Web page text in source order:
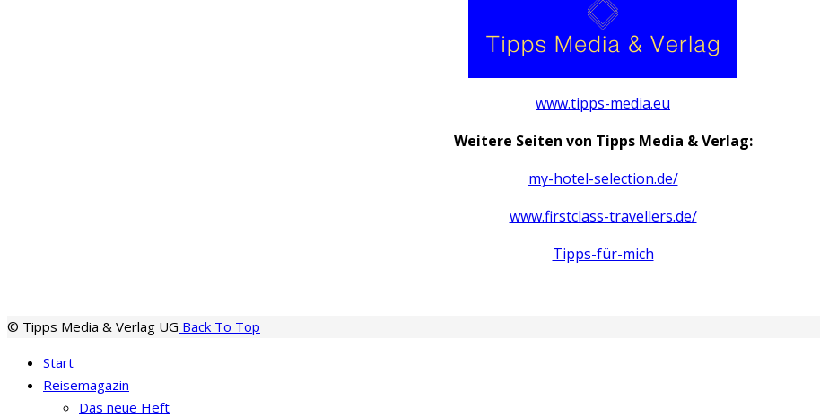
www.tipps-media.eu
Weitere Seiten von Tipps Media & Verlag:
my-hotel-selection.de/
www.firstclass-travellers.de/
Tipps-für-mich
© Tipps Media & Verlag UG Back To Top
Start
Reisemagazin
Das neue Heft